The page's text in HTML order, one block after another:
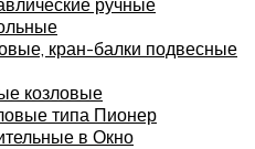
кран-балки подвесные
козловые
типа Пионер
в Окно